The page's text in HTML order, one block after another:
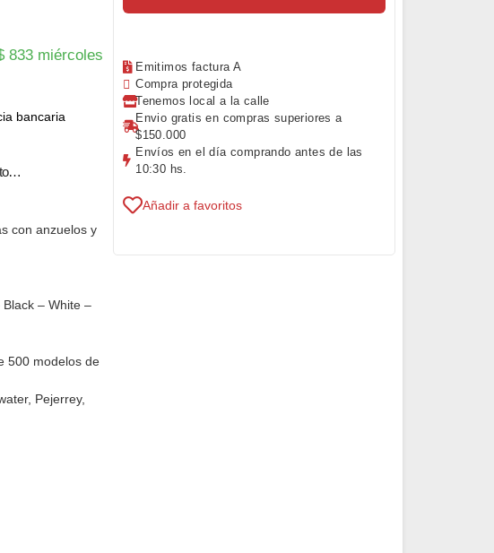
833miércoles
bancaria
con anzuelos y
– White –
500 modelos de
Pejerrey,
Emitimos factura A
Compra protegida
Tenemos local a la calle
Envio gratis en compras superiores a
$150.000
Envíos en el día comprando antes de las
10:30 hs.
Añadir a favoritos